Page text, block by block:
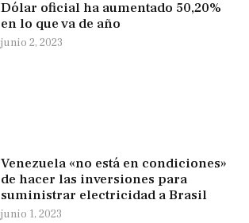
Dólar oficial ha aumentado 50,20%
en lo que va de año
junio 2, 2023
Venezuela «no está en condiciones»
de hacer las inversiones para
suministrar electricidad a Brasil
junio 1, 2023